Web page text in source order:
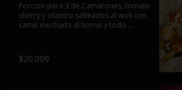
Porcion para 3 de Camarones, tomate
cherry y cilantro salteados al wok con
carne mechada al horno y todo
casera.
$20.000